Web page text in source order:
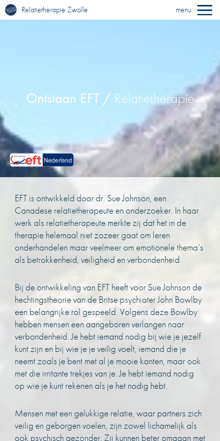
Relatietherapie Zwolle menu
Ontstaan EFT / Relatietherapie
EFT is ontwikkeld door dr. Sue Johnson, een
Canadese relatietherapeute en onderzoeker. In haar
werk als relatietherapeute merkte zij dat het in de
therapie helemaal niet zozeer gaat om leren
onderhandelen maar veelmeer om emotionele thema’s
als betrokkenheid, veiligheid en verbondenheid.
Bij de ontwikkeling van EFT heeft voor Sue Johnson de
hechtingstheorie van de Britse psychiater John Bowlby
een belangrijke rol gespeeld. Volgens deze Bowlby
hebben mensen een aangeboren verlangen naar
verbondenheid. Je hebt iemand nodig bij wie je jezelf
kunt zijn en bij wie je je veilig voelt, iemand die je
neemt zoals je bent met al je mooie kanten, maar ook
met die irritante trekjes van je. Je hebt iemand nodig
op wie je kunt rekenen als je het nodig hebt.
Mensen met een gelukkige relatie, waar partners zich
veilig en geborgen voelen, zijn zowel lichamelijk als
ook psychisch gezonder. Zij kunnen beter omgaan met